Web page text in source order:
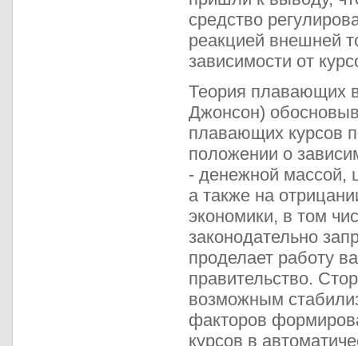
средство
реакцией внешней
зависимости от
Теория плавающих
Джонсон)
плавающих курсов
положении о
- денежной массой,
а также на
экономики, в том
законодательно
проделает работу
правительство.
возможным
факторов
курсов в